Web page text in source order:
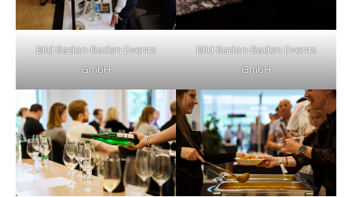
Bild Baden-Baden Events
GmbH
Bild Baden-Baden Events
GmbH